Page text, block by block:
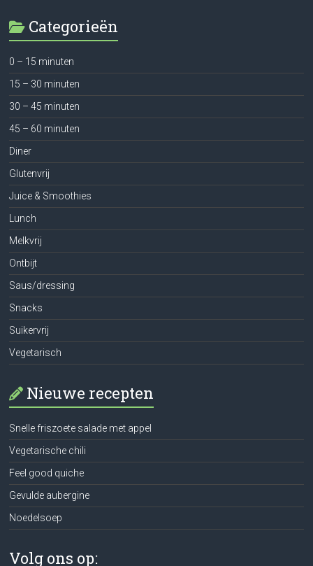
Categorieën
0 – 15 minuten
15 – 30 minuten
30 – 45 minuten
45 – 60 minuten
Diner
Glutenvrij
Juice & Smoothies
Lunch
Melkvrij
Ontbijt
Saus/dressing
Snacks
Suikervrij
Vegetarisch
Nieuwe recepten
Snelle friszoete salade met appel
Vegetarische chili
Feel good quiche
Gevulde aubergine
Noedelsoep
Volg ons op: